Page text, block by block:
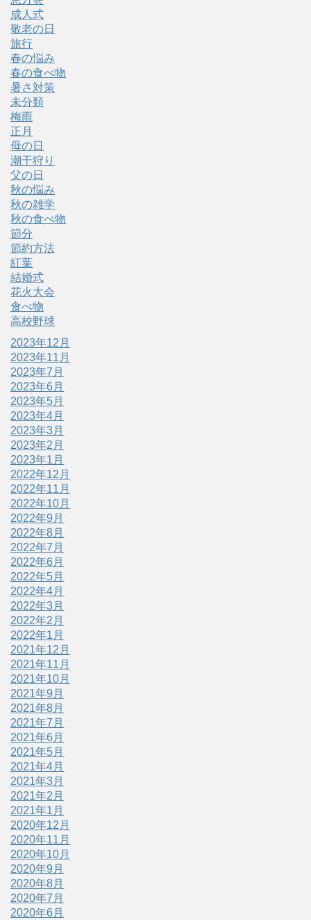
成人式
敬老の日
旅行
春の悩み
春の食べ物
暑さ対策
未分類
梅雨
正月
母の日
潮干狩り
父の日
秋の悩み
秋の雑学
秋の食べ物
節分
節約方法
紅葉
結婚式
花火大会
食べ物
高校野球
2023年12月
2023年11月
2023年7月
2023年6月
2023年5月
2023年4月
2023年3月
2023年2月
2023年1月
2022年12月
2022年11月
2022年10月
2022年9月
2022年8月
2022年7月
2022年6月
2022年5月
2022年4月
2022年3月
2022年2月
2022年1月
2021年12月
2021年11月
2021年10月
2021年9月
2021年8月
2021年7月
2021年6月
2021年5月
2021年4月
2021年3月
2021年2月
2021年1月
2020年12月
2020年11月
2020年10月
2020年9月
2020年8月
2020年7月
2020年6月